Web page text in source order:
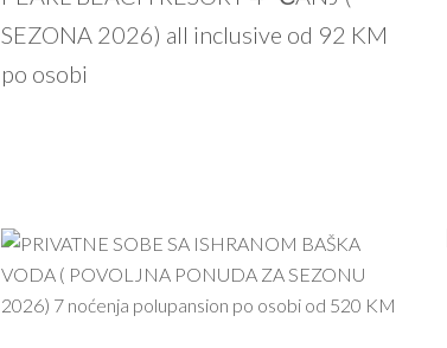
SEZONA 2026) all inclusive od 92 KM
po osobi